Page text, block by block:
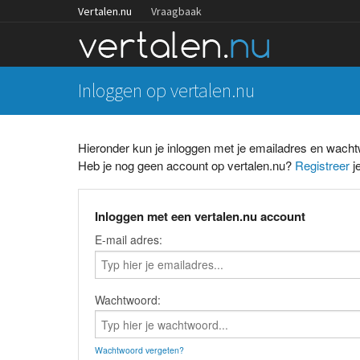
Vertalen.nu Vraagbaak
Inloggen op vertalen.nu
Hieronder kun je inloggen met je emailadres en
Heb je nog geen account op vertalen.nu? Registreer
Inloggen met een vertalen.nu account
E-mail adres:
Wachtwoord:
Wachtwoord vergeten?